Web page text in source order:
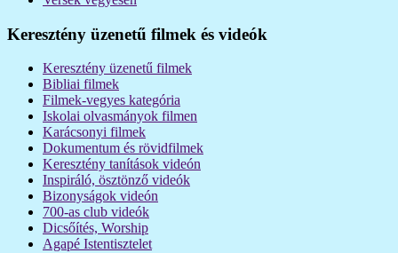
Keresztény üzenetű filmek és videók
Keresztény üzenetű filmek
Bibliai filmek
Filmek-vegyes kategória
Iskolai olvasmányok filmen
Karácsonyi filmek
Dokumentum és rövidfilmek
Keresztény tanítások videón
Inspiráló, ösztönző videók
Bizonyságok videón
700-as club videók
Dicsőítés, Worship
Agapé Istentisztelet